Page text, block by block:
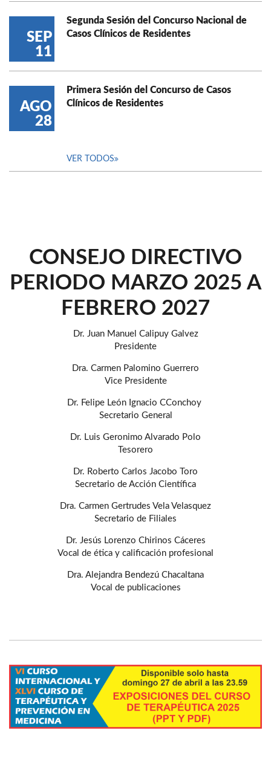
SEP
11
Segunda Sesión del Concurso Nacional de
Casos Clínicos de Residentes
AGO
28
Primera Sesión del Concurso de Casos
Clínicos de Residentes
VER TODOS
CONSEJO DIRECTIVO
PERIODO MARZO 2025 A
FEBRERO 2027
Dr. Juan Manuel Calipuy Galvez
Presidente
Dra. Carmen Palomino Guerrero
Vice Presidente
Dr. Felipe León Ignacio CConchoy
Secretario General
Dr. Luis Geronimo Alvarado Polo
Tesorero
Dr. Roberto Carlos Jacobo Toro
Secretario de Acción Científica
Dra. Carmen Gertrudes Vela Velasquez
Secretario de Filiales
Dr. Jesús Lorenzo Chirinos Cáceres
Vocal de ética y calificación profesional
Dra. Alejandra Bendezú Chacaltana
Vocal de publicaciones